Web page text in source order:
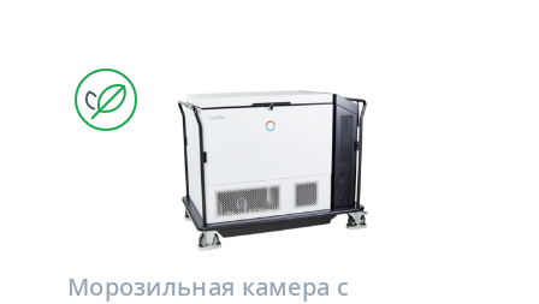
Морозильная камера с